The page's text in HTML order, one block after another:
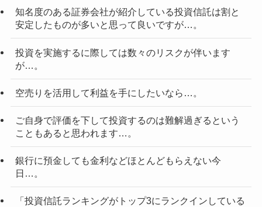
知名度のある証券会社が紹介している投資信託は割と
安定したものが多いと思って良いですが…。
投資を実施するに際しては数々のリスクが伴います
が…。
空売りを活用して利益を手にしたいなら…。
ご自身で評価を下して投資するのは難解過ぎるという
こともあると思われます…。
銀行に預金しても金利などほとんどもらえない今
日…。
「投資信託ランキングがトップ3にランクインしている